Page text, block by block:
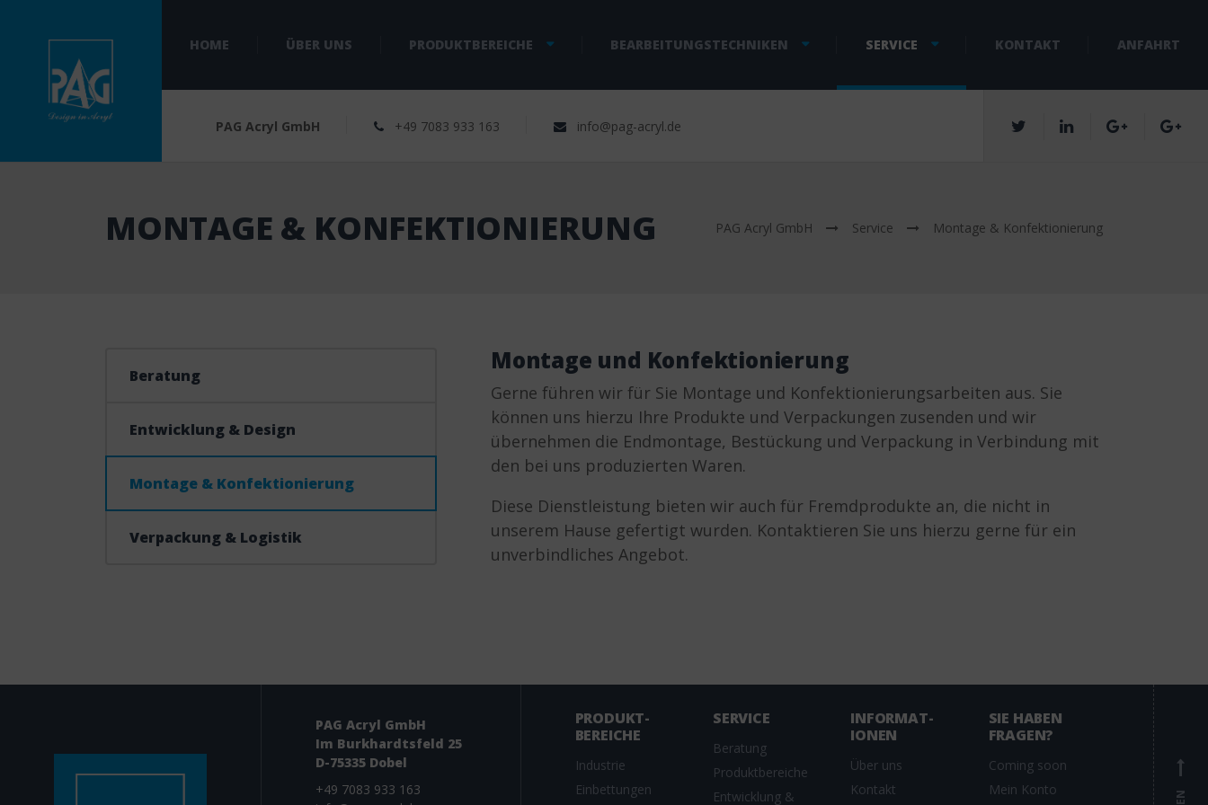
HOME ÜBER UNS PRODUKTBEREICHE BEARBEITUNGSTECHNIKEN SERVICE KONTAKT ANFAHRT
PAG Acryl GmbH +49 ­7083 933 163 info@pag-acryl.de
MONTAGE & KONFEKTIONIERUNG PAG Acryl GmbH Service Montage & Konfektionierung
Montage und Konfektionierung
Gerne führen wir für Sie Montage und Konfektionierungsarbeiten aus. Sie
können uns hierzu Ihre Produkte und Verpackungen zusenden und wir
übernehmen die Endmontage, Bestückung und Verpackung in Verbindung mit
den bei uns produzierten Waren.
Diese Dienstleistung bieten wir auch für Fremdprodukte an, die nicht in
unserem Hause gefertigt wurden. Kontaktieren Sie uns hierzu gerne für ein
unverbindliches Angebot.
Beratung
Entwicklung & Design
Montage & Konfektionierung
Verpackung & Logistik
PAG Acryl GmbH
Im Burkhardtsfeld 25
D-75335 Dobel
+49 ­7083 933 163
PRODUKT­
BEREICHE
Industrie
Einbettungen
SERVICE
Beratung
Produktbereiche
Entwicklung &
INFORMAT­
IONEN
Über uns
Kontakt
SIE HABEN
FRAGEN?
Coming soon
Mein Konto